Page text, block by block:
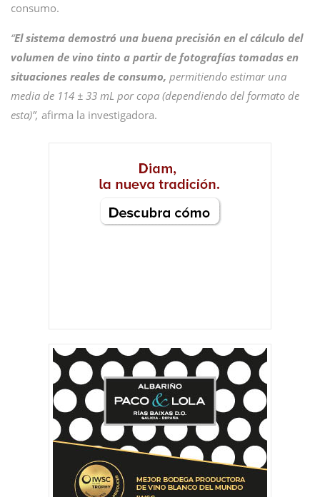
consumo.
“El sistema demostró una buena precisión en el cálculo del
volumen de vino tinto a partir de fotografías tomadas en
situaciones reales de consumo, permitiendo estimar una
media de 114 ± 33 mL por copa (dependiendo del formato de
esta)”, afirma la investigadora.